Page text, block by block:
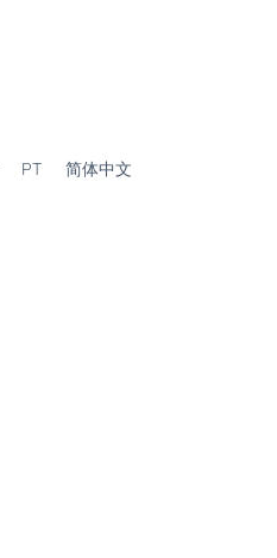
PT 简体中文